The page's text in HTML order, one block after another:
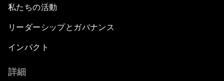
私たちの活動
リーダーシップとガバナンス
インパクト
詳細